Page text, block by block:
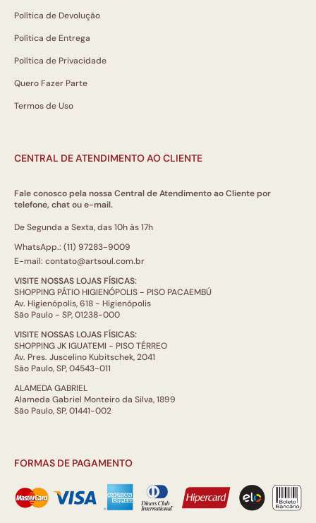
Política de Devolução
Política de Entrega
Política de Privacidade
Quero Fazer Parte
Termos de Uso
CENTRAL DE ATENDIMENTO AO CLIENTE
Fale conosco pela nossa Central de Atendimento ao Cliente por
telefone, chat ou e-mail.
De Segunda a Sexta, das 10h às 17h
WhatsApp.: (11) 97283-9009
E-mail: contato@artsoul.com.br
VISITE NOSSAS LOJAS FÍSICAS:
SHOPPING PÁTIO HIGIENÓPOLIS - PISO PACAEMBÚ
Av. Higienópolis, 618 - Higienópolis
São Paulo - SP, 01238-000
VISITE NOSSAS LOJAS FÍSICAS:
SHOPPING JK IGUATEMI - PISO TÉRREO
Av. Pres. Juscelino Kubitschek, 2041
São Paulo, SP, 04543-011
ALAMEDA GABRIEL
Alameda Gabriel Monteiro da Silva, 1899
São Paulo, SP, 01441-002
FORMAS DE PAGAMENTO